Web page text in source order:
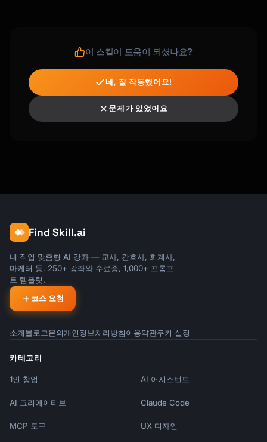
1. **Your business/brand** (what you do, who
you serve)
2. **Target platforms** (where your audience
events)
I'll create a complete 30-day content
calendar with ready-to-post content for each
이 스킬이 도움이 되셨나요?
네, 잘 작동했어요!
문제가 있었어요
Find Skill.ai
내 직업 맞춤형 AI 강좌 — 교사, 간호사, 회계사,
마케터 등. 250+ 강좌와 수료증, 1,000+ 프롬프
트 템플릿.
코스 요청
소개블로그문의개인정보처리방침이용약관쿠키 설정
카테고리
1인 창업 AI 어시스턴트
AI 크리에이티브 Claude Code
MCP 도구 UX 디자인